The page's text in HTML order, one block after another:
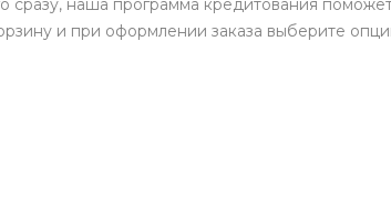
сразу, наша программа кредитования
и при оформлении заказа выберите